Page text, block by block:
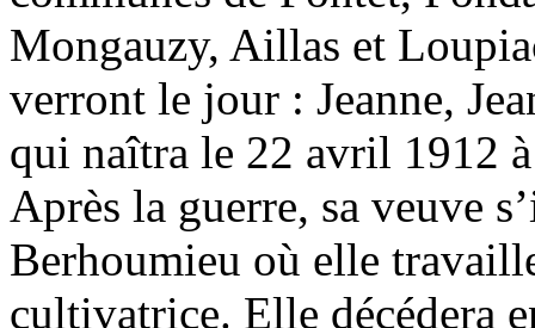
Mongauzy, Aillas et
verront le jour : Jeanne,
qui naîtra le 22 avril 1912
Après la guerre, sa veuve
Berhoumieu où elle
cultivatrice. Elle décédera